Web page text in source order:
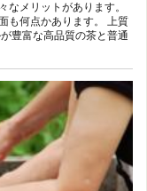
なメリットがあります。
も何点かあります。 上質
豊富な高品質の茶と普通